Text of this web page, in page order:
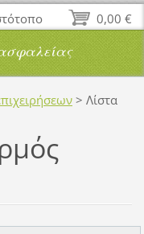
> Λίστα
0,00 €